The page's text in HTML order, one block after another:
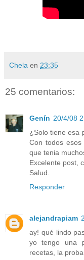
Chela en 23:35
25 comentarios:
Genín 20/4/08
¿Solo tiene esa
Con todos esos
que tenia
Excelente post,
Salud.
Responder
alejandrapiam
ay! qué lindo
yo tengo una
recetas, la